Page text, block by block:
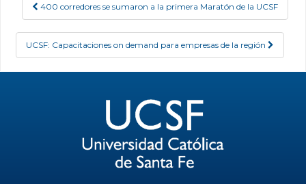
Post navigation
400 corredores se sumaron a la primera Maratón de la UCSF
UCSF: Capacitaciones on demand para empresas de la región